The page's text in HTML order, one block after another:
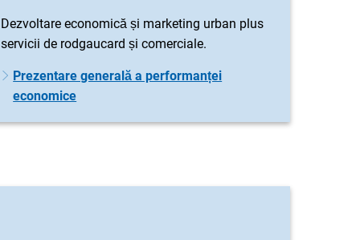
Dezvoltare economică și marketing urban plus
servicii de rodgaucard și comerciale.
Prezentare generală a performanței
economice